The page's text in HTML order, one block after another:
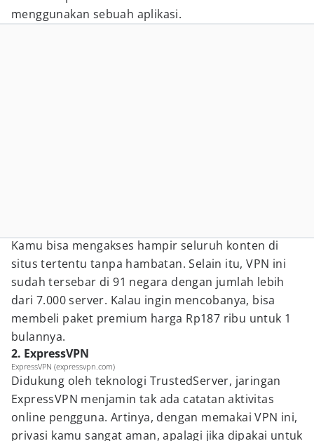
menggunakan sebuah aplikasi.
Kamu bisa mengakses hampir seluruh konten di
situs tertentu tanpa hambatan. Selain itu, VPN ini
sudah tersebar di 91 negara dengan jumlah lebih
dari 7.000 server. Kalau ingin mencobanya, bisa
membeli paket premium harga Rp187 ribu untuk 1
bulannya.
2. ExpressVPN
ExpressVPN (expressvpn.com)
Didukung oleh teknologi TrustedServer, jaringan
ExpressVPN menjamin tak ada catatan aktivitas
online pengguna. Artinya, dengan memakai VPN ini,
privasi kamu sangat aman, apalagi jika dipakai untuk